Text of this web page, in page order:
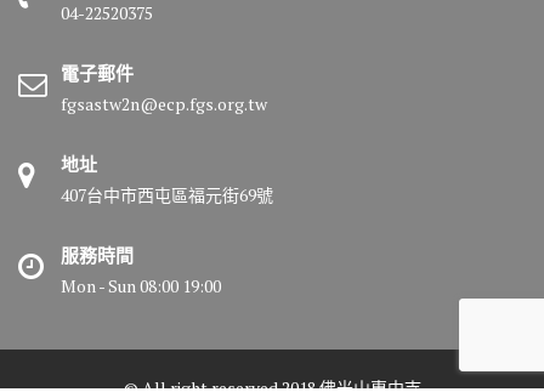
04-22520375
電子郵件
fgsastw2n@ecp.fgs.org.tw
地址
407台中市西屯區福元街69號
服務時間
Mon - Sun 08:00 19:00